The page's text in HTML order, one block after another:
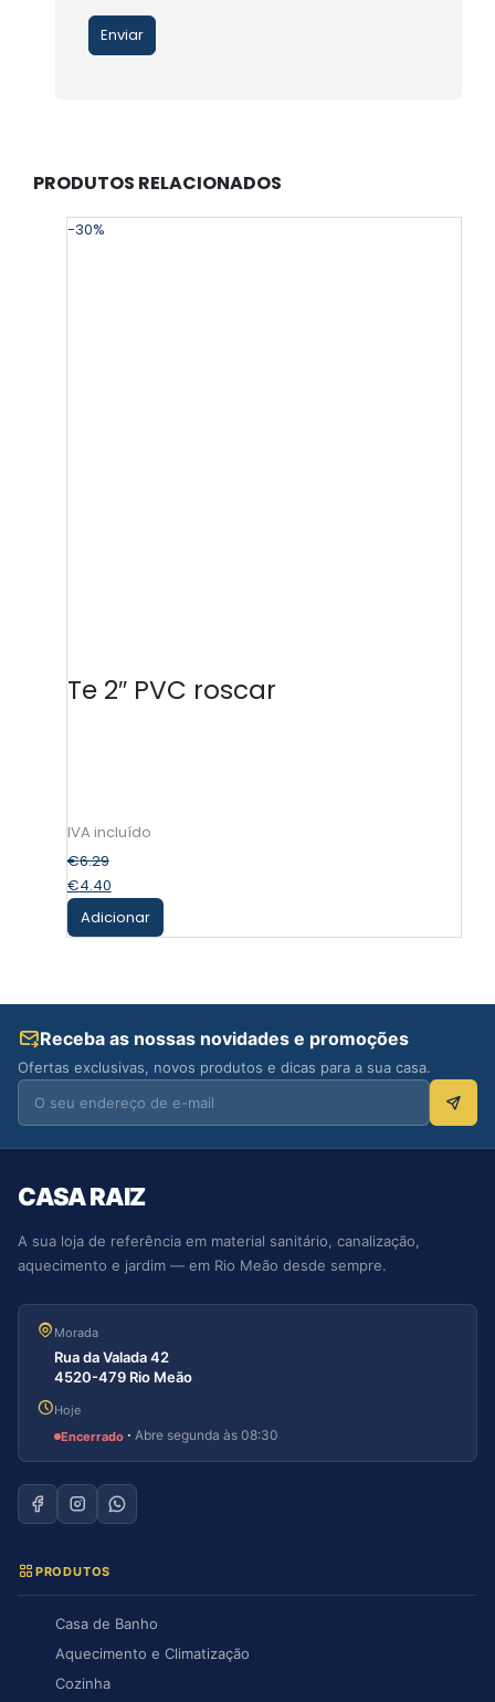
PRODUTOS RELACIONADOS
-30%
Te 2″ PVC roscar
€6.29
€4.40
Adicionar
Receba as nossas novidades e promoções
Ofertas exclusivas, novos produtos e dicas para a sua casa.
CASA RAIZ
A sua loja de referência em material sanitário, canalização,
aquecimento e jardim — em Rio Meão desde sempre.
Morada
Rua da Valada 42
4520-479 Rio Meão
Hoje
Encerrado · Abre segunda às 08:30
PRODUTOS
Casa de Banho
Aquecimento e Climatização
Cozinha